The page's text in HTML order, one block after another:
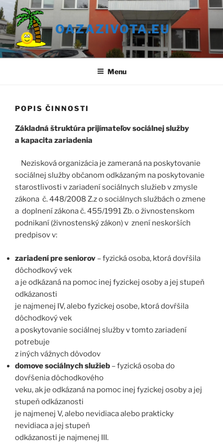
Prejsť
na
obsah
OAZAZIVOTA.EU
Menu
POPIS ČINNOSTI
Základná štruktúra prijímateľov sociálnej služby
a kapacita zariadenia
Nezisková organizácia je zameraná na poskytovanie
sociálnej služby občanom odkázaným na poskytovanie
starostlivosti v zariadení sociálnych služieb v zmysle
zákona č. 448/2008 Z.z o sociálnych službách o zmene
a doplnení zákona č. 455/1991 Zb. o živnostenskom
podnikaní (živnostenský zákon) v znení neskorších
predpisov v:
zariadení pre seniorov – fyzická osoba, ktorá dovŕšila
dôchodkový vek
a je odkázaná na pomoc inej fyzickej osoby a jej stupeň
odkázanosti
je najmenej IV, alebo fyzickej osobe, ktorá dovŕšila
dôchodkový vek
a poskytovanie sociálnej služby v tomto zariadení
potrebuje
z iných vážnych dôvodov
domove sociálnych služieb – fyzická osoba do
dovŕšenia dôchodkového
veku, ak je odkázaná na pomoc inej fyzickej osoby a jej
stupeň odkázanosti
je najmenej V, alebo nevidiaca alebo prakticky
nevidiaca a jej stupeň
odkázanosti je najmenej III.